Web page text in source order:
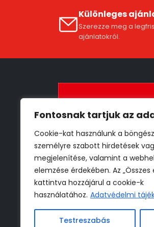
Fontosnak tartjuk az
Cookie-kat használunk a
személyre szabott hirdetések
megjelenítése, valamint a
elemzése érdekében. Az
kattintva hozzájárul a cookie-k
használatához. Adatvédelmi
Testreszabás
Különleges
Szerezze meg a
ajánlatokról.
** Részletekről az ÁSZF-ben
tájékozódhat